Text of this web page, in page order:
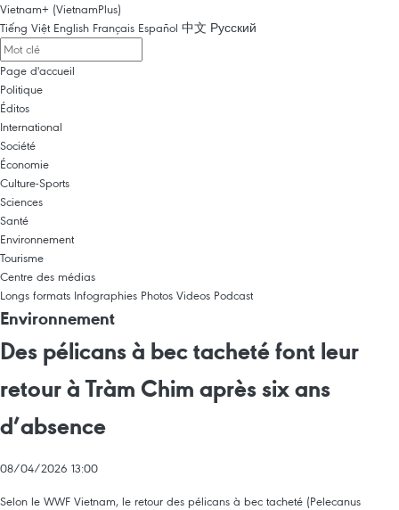
Vietnam+ (VietnamPlus)
Tiếng Việt English Français Español 中文 Русский
Page d'accueil
Politique
Éditos
International
Société
Économie
Culture-Sports
Sciences
Santé
Environnement
Tourisme
Centre des médias
Longs formats Infographies Photos Videos Podcast
Environnement
Des pélicans à bec tacheté font leur
retour à Tràm Chim après six ans
d’absence
08/04/2026 13:00
Selon le WWF Vietnam, le retour des pélicans à bec tacheté (Pelecanus